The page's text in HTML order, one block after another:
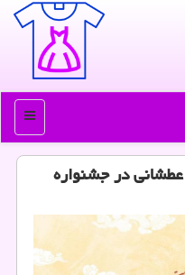
منو
عطشانی در جشنواره